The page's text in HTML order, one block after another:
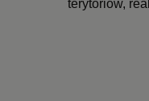
terytoriów,